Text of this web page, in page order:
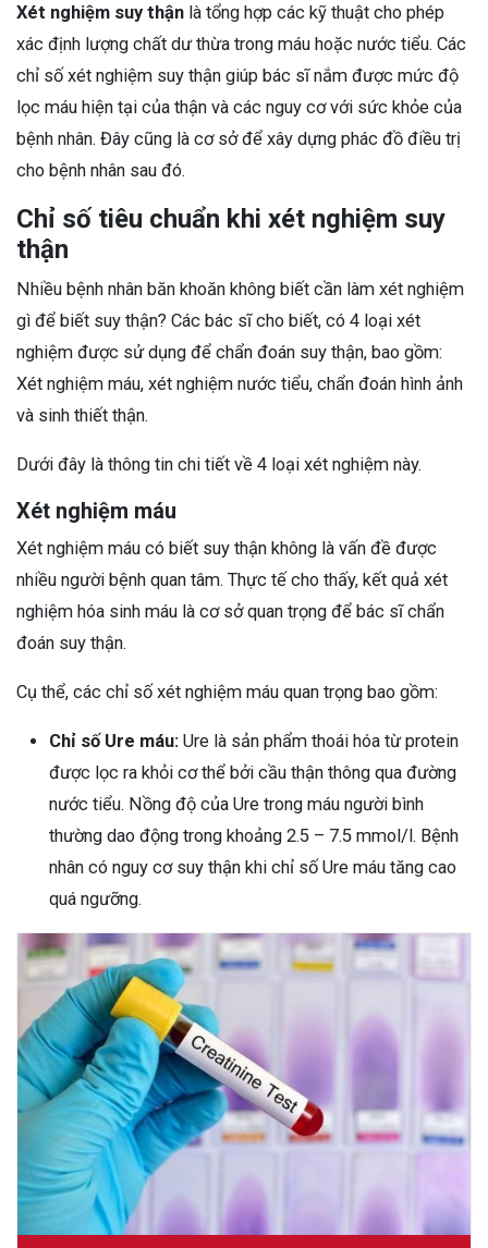
Xét nghiệm suy thận là tổng hợp các kỹ thuật cho phép
xác định lượng chất dư thừa trong máu hoặc nước tiểu. Các
chỉ số xét nghiệm suy thận giúp bác sĩ nắm được mức độ
lọc máu hiện tại của thận và các nguy cơ với sức khỏe của
bệnh nhân. Đây cũng là cơ sở để xây dựng phác đồ điều trị
cho bệnh nhân sau đó.
Chỉ số tiêu chuẩn khi xét nghiệm suy
thận
Nhiều bệnh nhân băn khoăn không biết cần làm xét nghiệm
gì để biết suy thận? Các bác sĩ cho biết, có 4 loại xét
nghiệm được sử dụng để chẩn đoán suy thận, bao gồm:
Xét nghiệm máu, xét nghiệm nước tiểu, chẩn đoán hình ảnh
và sinh thiết thận.
Dưới đây là thông tin chi tiết về 4 loại xét nghiệm này.
Xét nghiệm máu
Xét nghiệm máu có biết suy thận không là vấn đề được
nhiều người bệnh quan tâm. Thực tế cho thấy, kết quả xét
nghiệm hóa sinh máu là cơ sở quan trọng để bác sĩ chẩn
đoán suy thận.
Cụ thể, các chỉ số xét nghiệm máu quan trọng bao gồm:
Chỉ số Ure máu: Ure là sản phẩm thoái hóa từ protein
được lọc ra khỏi cơ thể bởi cầu thận thông qua đường
nước tiểu. Nồng độ của Ure trong máu người bình
thường dao động trong khoảng 2.5 – 7.5 mmol/l. Bệnh
nhân có nguy cơ suy thận khi chỉ số Ure máu tăng cao
quá ngưỡng.